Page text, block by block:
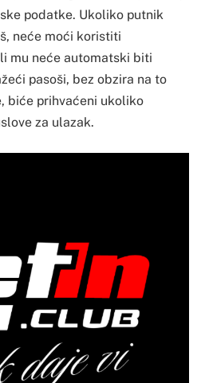
podatke. Ukoliko putnik
neće moći koristiti
mu neće automatski biti
pasoši, bez obzira na to
biće prihvaćeni ukoliko
za ulazak.